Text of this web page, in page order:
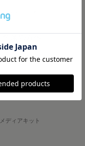
minneの本
広告出稿について
メディアキット